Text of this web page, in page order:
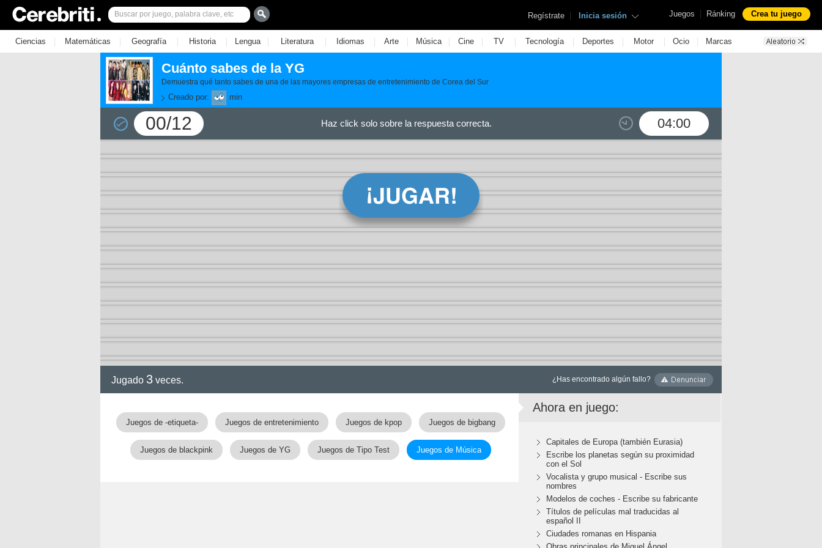
Juegos | Ránking Crea tu juego
Regístrate | Inicia sesión
Ciencias | Matemáticas | Geografía | Historia | Lengua | Literatura | Idiomas | Arte | Música | Cine | TV | Tecnología | Deportes | Motor | Ocio | Marcas
Cuánto sabes de la YG
Demuestra qué tanto sabes de una de las mayores empresas de entretenimiento de Corea del Sur
Creado por: min
00/12 04:00
Haz click solo sobre la respuesta correcta.
Jugado 3 veces. ¿Has encontrado algún fallo?
Juegos de -etiqueta- Juegos de entretenimiento Juegos de kpop Juegos de bigbang
Juegos de blackpink Juegos de YG Juegos de Tipo Test Juegos de Música
Ahora en juego:
Capitales de Europa (también Eurasia)
Escribe los planetas según su proximidad
con el Sol
Vocalista y grupo musical - Escribe sus
nombres
Modelos de coches - Escribe su fabricante
Títulos de películas mal traducidas al
español II
Ciudades romanas en Hispania